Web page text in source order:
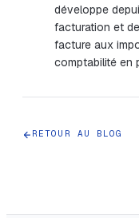
développe
facturation et
facture aux
comptabilité en
RETOUR AU BLOG